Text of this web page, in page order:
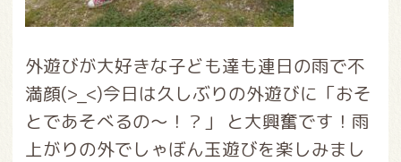
外遊びが大好きな子ども達も連日の雨で不
満顔(>_<)今日は久しぶりの外遊びに「おそ
とであそべるの～！？」 と大興奮です！雨
上がりの外でしゃぼん玉遊びを楽しみまし